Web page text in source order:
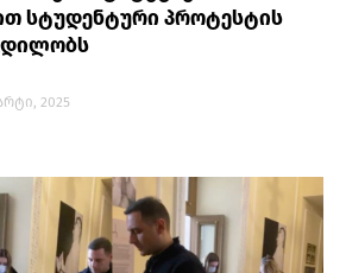
სტუდენტური პროტესტის
2025